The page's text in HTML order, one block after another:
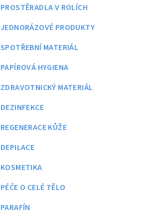
PROSTĚRADLA V ROLÍCH
JEDNORÁZOVÉ PRODUKTY
SPOTŘEBNÍ MATERIÁL
PAPÍROVÁ HYGIENA
ZDRAVOTNICKÝ MATERIÁL
DEZINFEKCE
REGENERACE KŮŽE
DEPILACE
KOSMETIKA
PÉČE O CELÉ TĚLO
PARAFÍN